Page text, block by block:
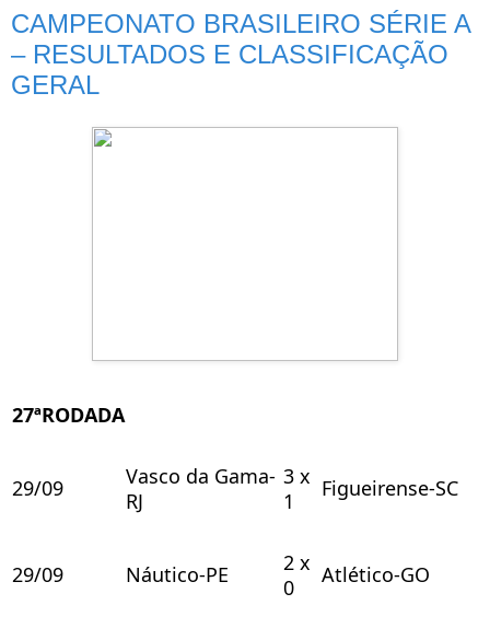
CAMPEONATO BRASILEIRO SÉRIE A
– RESULTADOS E CLASSIFICAÇÃO
GERAL
27ªRODADA
29/09
Vasco da Gama-
RJ
3 x
1
Figueirense-SC
29/09 Náutico-PE
2 x
0
Atlético-GO